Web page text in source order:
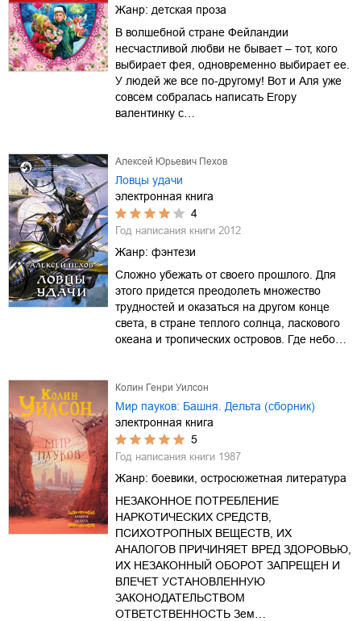
Жанр: детская проза
В волшебной стране Фейландии
несчастливой любви не бывает – тот, кого
выбирает фея, одновременно выбирает ее.
У людей же все по-другому! Вот и Аля уже
совсем собралась написать Егору
валентинку с…
Алексей Юрьевич Пехов
Ловцы удачи
электронная книга
4
Год написания книги 2012
Жанр: фэнтези
Сложно убежать от своего прошлого. Для
этого придется преодолеть множество
трудностей и оказаться на другом конце
света, в стране теплого солнца, ласкового
океана и тропических островов. Где небо…
Колин Генри Уилсон
Мир пауков: Башня. Дельта (сборник)
электронная книга
5
Год написания книги 1987
Жанр: боевики, остросюжетная литература
НЕЗАКОННОЕ ПОТРЕБЛЕНИЕ
НАРКОТИЧЕСКИХ СРЕДСТВ,
ПСИХОТРОПНЫХ ВЕЩЕСТВ, ИХ
АНАЛОГОВ ПРИЧИНЯЕТ ВРЕД ЗДОРОВЬЮ,
ИХ НЕЗАКОННЫЙ ОБОРОТ ЗАПРЕЩЕН И
ВЛЕЧЕТ УСТАНОВЛЕННУЮ
ЗАКОНОДАТЕЛЬСТВОМ
ОТВЕТСТВЕННОСТЬ Зем…